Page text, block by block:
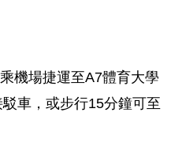
機場捷運至A7體育大學
車，或步行15分鐘可至